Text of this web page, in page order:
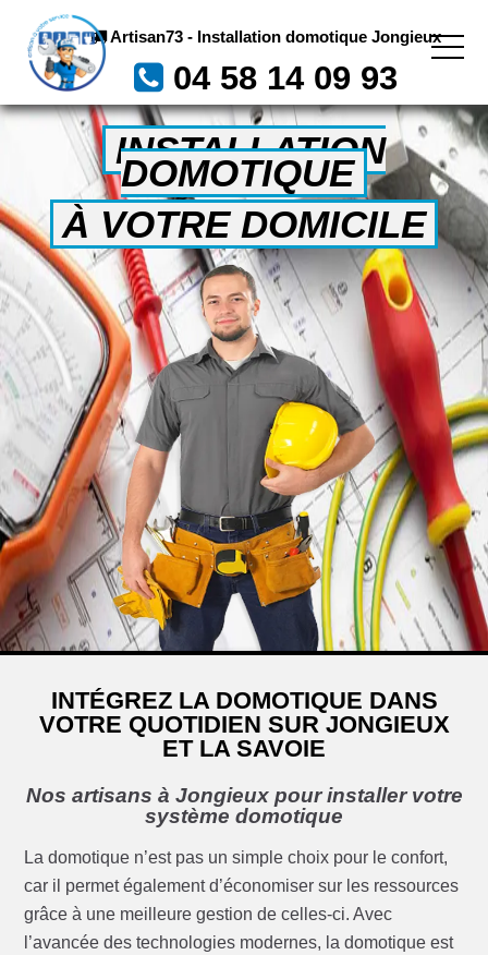
Artisan73 - Installation domotique Jongieux
04 58 14 09 93
INSTALLATION
DOMOTIQUE
À VOTRE DOMICILE
INTÉGREZ LA DOMOTIQUE DANS
VOTRE QUOTIDIEN SUR JONGIEUX
ET LA SAVOIE
Nos artisans à Jongieux pour installer votre
système domotique
La domotique n’est pas un simple choix pour le confort,
car il permet également d’économiser sur les ressources
grâce à une meilleure gestion de celles-ci. Avec
l’avancée des technologies modernes, la domotique est